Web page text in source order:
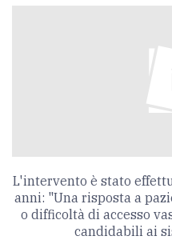
L'intervento è stato
anni: "Una risposta a
o difficoltà di accesso
candidabili ai